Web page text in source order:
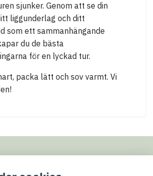
sjunker. Genom att se din
liggunderlag och ditt
som ett sammanhängande
du de bästa
för en lyckad tur.
packa lätt och sov varmt. Vi